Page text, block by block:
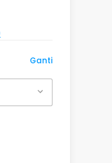
Ganti